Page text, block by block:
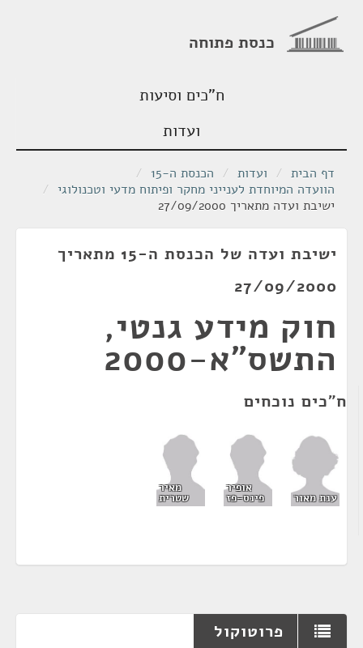
כנסת פתוחה
ח"כים וסיעות
ועדות
דף הבית / ועדות / הכנסת ה-15
/
הוועדה המיוחדת לענייני מחקר ופיתוח מדעי וטכנולוגי /
ישיבת ועדה מתאריך 27/09/2000
ישיבת ועדה של הכנסת ה-15 מתאריך
27/09/2000
חוק מידע גנטי,
התשס"א-2000
ח"כים נוכחים
ענת מאור
אופיר
פינס-פז
מאיר
שטרית
פרוטוקול